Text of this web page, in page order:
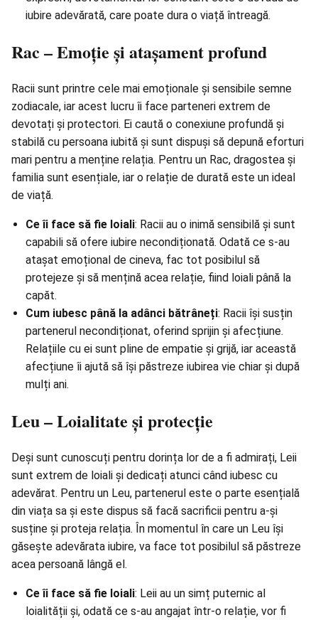
iubire adevărată, care poate dura o viață întreagă.
Rac – Emoție și atașament profund
Racii sunt printre cele mai emoționale și sensibile semne
zodiacale, iar acest lucru îi face parteneri extrem de
devotați și protectori. Ei caută o conexiune profundă și
stabilă cu persoana iubită și sunt dispuși să depună eforturi
mari pentru a menține relația. Pentru un Rac, dragostea și
familia sunt esențiale, iar o relație de durată este un ideal
de viață.
Ce îi face să fie loiali: Racii au o inimă sensibilă și sunt
capabili să ofere iubire necondiționată. Odată ce s-au
atașat emoțional de cineva, fac tot posibilul să
protejeze și să mențină acea relație, fiind loiali până la
capăt.
Cum iubesc până la adânci bătrâneți: Racii își susțin
partenerul necondiționat, oferind sprijin și afecțiune.
Relațiile cu ei sunt pline de empatie și grijă, iar această
afecțiune îi ajută să își păstreze iubirea vie chiar și după
mulți ani.
Leu – Loialitate și protecție
Deși sunt cunoscuți pentru dorința lor de a fi admirați, Leii
sunt extrem de loiali și dedicați atunci când iubesc cu
adevărat. Pentru un Leu, partenerul este o parte esențială
din viața sa și este dispus să facă sacrificii pentru a-și
susține și proteja relația. În momentul în care un Leu își
găsește adevărata iubire, va face tot posibilul să păstreze
acea persoană lângă el.
Ce îi face să fie loiali: Leii au un simț puternic al
loialității și, odată ce s-au angajat într-o relație, vor fi